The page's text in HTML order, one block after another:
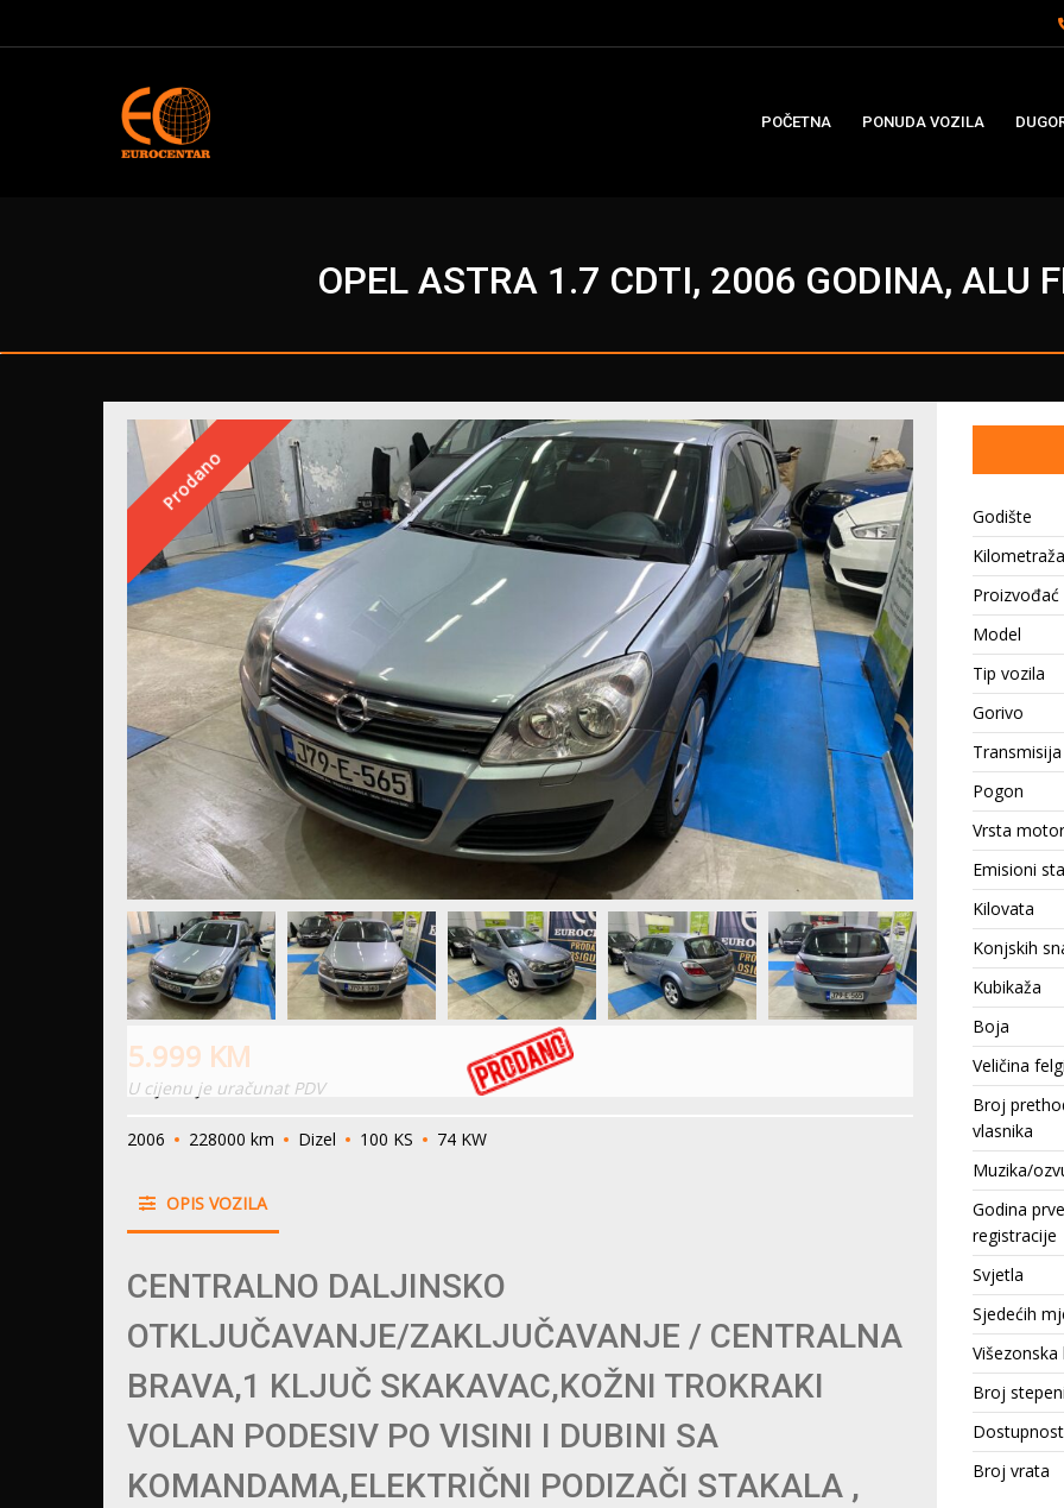
POČETNA PONUDA VOZILA
OPEL ASTRA 1.7 CDTI, 2006 GODINA, ALU
Prodano
5.999 KM
U cijenu je uračunat PDV
2006 228000 km Dizel 100 KS 74 KW
OPIS VOZILA
CENTRALNO DALJINSKO
OTKLJUČAVANJE/ZAKLJUČAVANJE / CENTRALNA
BRAVA,1 KLJUČ SKAKAVAC,KOŽNI TROKRAKI
VOLAN PODESIV PO VISINI I DUBINI SA
KOMANDAMA,ELEKTRIČNI PODIZAČI STAKALA ,
Godište
Kilometraža
Proizvođać
Model
Tip vozila
Gorivo
Transmisija
Pogon
Vrsta
Emisioni
Kilovata
Konjskih
Kubikaža
Boja
Veličina felgi
Broj
vlasnika
Muzika/
Godina prve
registracije
Svjetla
Sjedećih
Višezonska
Broj
Dostupnost
Broj vrata